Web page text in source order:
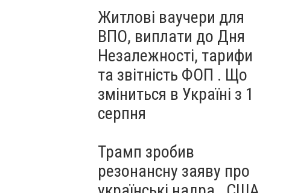
Житлові ваучери для
ВПО, виплати до Дня
Незалежності, тарифи
та звітність ФОП . Що
зміниться в Україні з 1
серпня
Трамп зробив
резонансну заяву про